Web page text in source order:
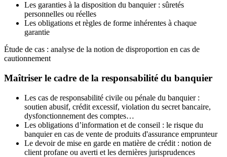
Les garanties à la disposition du banquier : sûretés
personnelles ou réelles
Les obligations et règles de forme inhérentes à chaque
garantie
Étude de cas : analyse de la notion de disproportion en cas de
cautionnement
Maîtriser le cadre de la responsabilité du banquier
Les cas de responsabilité civile ou pénale du banquier :
soutien abusif, crédit excessif, violation du secret bancaire,
dysfonctionnement des comptes…
Les obligations d’information et de conseil : le risque du
banquier en cas de vente de produits d'assurance emprunteur
Le devoir de mise en garde en matière de crédit : notion de
client profane ou averti et les dernières jurisprudences